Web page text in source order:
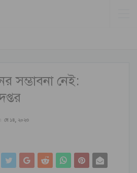
সম্ভাবনা নেই:
মে ১৪, ২০২৩